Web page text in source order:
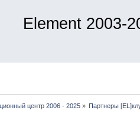
Element 2003-
центр 2006 - 2025» Партнеры